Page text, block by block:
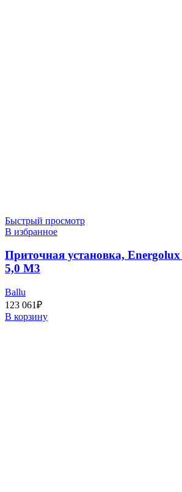
Быстрый просмотр
В избранное
Приточная установка,
5,0 M3
Ballu
123 061₽
В корзину